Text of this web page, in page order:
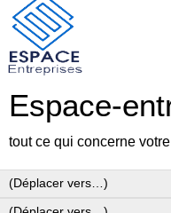
Espace-
tout ce qui concerne